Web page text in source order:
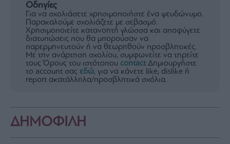
Οδηγίες
Για να σχολιάσετε χρησιμοποιήστε ένα ψευδώνυμο.
Παρακαλούμε σχολιάζετε με σεβασμό.
Χρησιμοποιείτε κατανοητή γλώσσα και αποφύγετε
διατυπώσεις που θα μπορούσαν να
παρερμηνευτούν ή να θεωρηθούν προσβλητικές.
Με την ανάρτηση σχολίου, συμφωνείτε να τηρείτε
τους Όρους του ιστότοπου contactΔημιουργήστε
το account σας εδώ, για να κάνετε like, dislike ή
report ακατάλληλα/προσβλητικά σχόλια.
ΔΗΜΟΦΙΛΗ